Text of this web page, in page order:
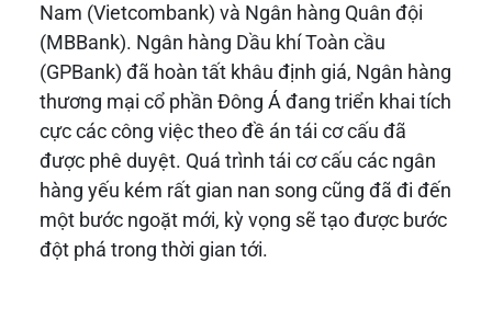
Nam (Vietcombank) và Ngân hàng Quân đội
(MBBank). Ngân hàng Dầu khí Toàn cầu
(GPBank) đã hoàn tất khâu định giá, Ngân hàng
thương mại cổ phần Đông Á đang triển khai tích
cực các công việc theo đề án tái cơ cấu đã
được phê duyệt. Quá trình tái cơ cấu các ngân
hàng yếu kém rất gian nan song cũng đã đi đến
một bước ngoặt mới, kỳ vọng sẽ tạo được bước
đột phá trong thời gian tới.